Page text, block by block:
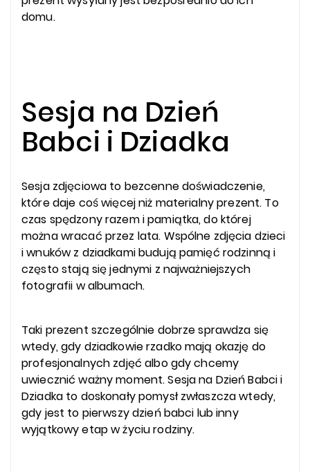
domu.
Sesja na Dzień
Babci i Dziadka
Sesja zdjęciowa to bezcenne doświadczenie,
które daje coś więcej niż materialny prezent. To
czas spędzony razem i pamiątka, do której
można wracać przez lata. Wspólne zdjęcia dzieci
i wnuków z dziadkami budują pamięć rodzinną i
często stają się jednymi z najważniejszych
fotografii w albumach.
Taki prezent szczególnie dobrze sprawdza się
wtedy, gdy dziadkowie rzadko mają okazję do
profesjonalnych zdjęć albo gdy chcemy
uwiecznić ważny moment. Sesja na Dzień Babci i
Dziadka to doskonały pomysł zwłaszcza wtedy,
gdy jest to pierwszy dzień babci lub inny
wyjątkowy etap w życiu rodziny.